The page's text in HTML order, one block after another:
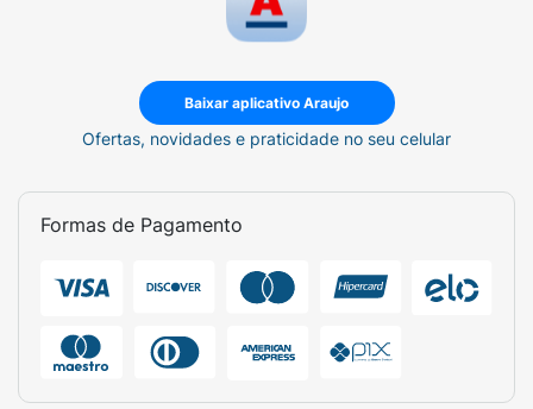
Baixar aplicativo Araujo
Ofertas, novidades e praticidade no seu celular
Formas de Pagamento